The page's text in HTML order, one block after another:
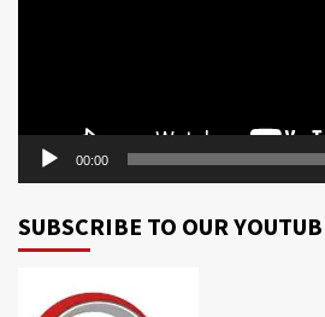
00:00
SUBSCRIBE TO OUR